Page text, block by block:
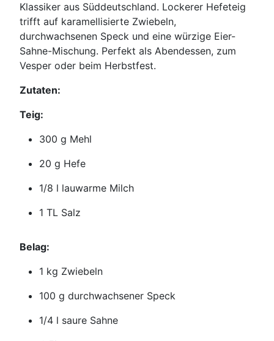
Klassiker aus Süddeutschland. Lockerer Hefeteig
trifft auf karamellisierte Zwiebeln,
durchwachsenen Speck und eine würzige Eier-
Sahne-Mischung. Perfekt als Abendessen, zum
Vesper oder beim Herbstfest.
Zutaten:
Teig:
300 g Mehl
20 g Hefe
1/8 l lauwarme Milch
1 TL Salz
Belag:
1 kg Zwiebeln
100 g durchwachsener Speck
1/4 l saure Sahne